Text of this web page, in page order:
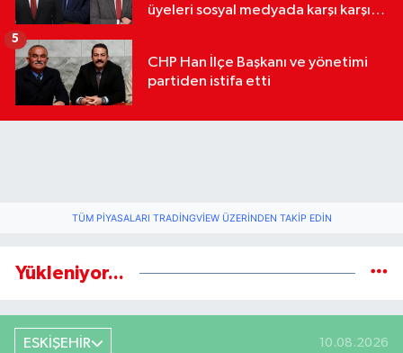
üyeleri sosyal medyada karşı karşıya
CHP Han İlçe Başkanı ve yönetimi
partiden istifa etti
5
TÜM PIYASALARI TRADINGVIEW ÜZERINDEN TAKIP EDIN
Yükleniyor...
ESKİŞEHİR 10.08.2026